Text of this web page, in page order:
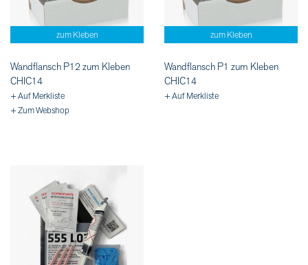
zum Kleben
Wandflansch P12 zum Kleben
CHIC14
+ Auf Merkliste
+ Zum Webshop
zum Kleben
Wandflansch P1 zum Kleben
CHIC14
+ Auf Merkliste